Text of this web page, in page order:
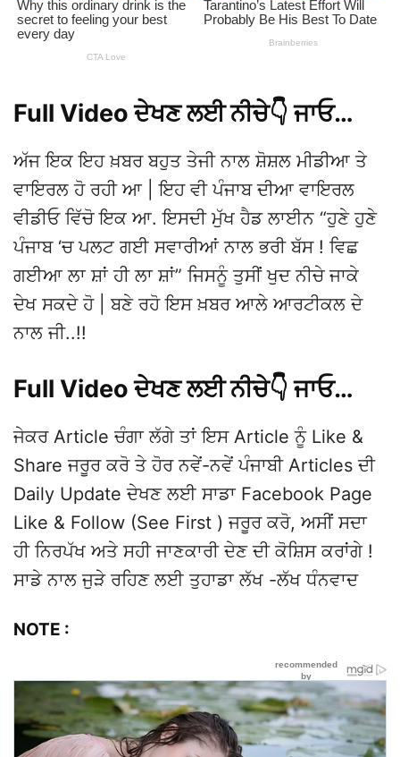
Full Video ਦੇਖਣ ਲਈ ਨੀਚੇ👇 ਜਾਓ…
ਅੱਜ ਇਕ ਇਹ ਖ਼ਬਰ ਬਹੁਤ ਤੇਜੀ ਨਾਲ ਸ਼ੋਸ਼ਲ ਮੀਡੀਆ ਤੇ
ਵਾਇਰਲ ਹੋ ਰਹੀ ਆ | ਇਹ ਵੀ ਪੰਜਾਬ ਦੀਆ ਵਾਇਰਲ
ਵੀਡੀਓ ਵਿੱਚੋ ਇਕ ਆ. ਇਸਦੀ ਮੁੱਖ ਹੈਡ ਲਾਈਨ “ਹੁਣੇ ਹੁਣੇ
ਪੰਜਾਬ ‘ਚ ਪਲਟ ਗਈ ਸਵਾਰੀਆਂ ਨਾਲ ਭਰੀ ਬੱਸ ! ਵਿਛ
ਗਈਆ ਲਾ ਸ਼ਾਂ ਹੀ ਲਾ ਸ਼ਾਂ” ਜਿਸਨੂੰ ਤੁਸੀਂ ਖੁਦ ਨੀਚੇ ਜਾਕੇ
ਦੇਖ ਸਕਦੇ ਹੋ | ਬਣੇ ਰਹੋ ਇਸ ਖ਼ਬਰ ਆਲੇ ਆਰਟੀਕਲ ਦੇ
ਨਾਲ ਜੀ..!!
Full Video ਦੇਖਣ ਲਈ ਨੀਚੇ👇 ਜਾਓ…
ਜੇਕਰ Article ਚੰਗਾ ਲੱਗੇ ਤਾਂ ਇਸ Article ਨੂੰ Like &
Share ਜਰੂਰ ਕਰੋ ਤੇ ਹੋਰ ਨਵੇਂ-ਨਵੇਂ ਪੰਜਾਬੀ Articles ਦੀ
Daily Update ਦੇਖਣ ਲਈ ਸਾਡਾ Facebook Page
Like & Follow (See First ) ਜਰੂਰ ਕਰੋ, ਅਸੀਂ ਸਦਾ
ਹੀ ਨਿਰਪੱਖ ਅਤੇ ਸਹੀ ਜਾਣਕਾਰੀ ਦੇਣ ਦੀ ਕੋਸ਼ਿਸ ਕਰਾਂਗੇ !
ਸਾਡੇ ਨਾਲ ਜੁੜੇ ਰਹਿਣ ਲਈ ਤੁਹਾਡਾ ਲੱਖ -ਲੱਖ ਧੰਨਵਾਦ
NOTE :